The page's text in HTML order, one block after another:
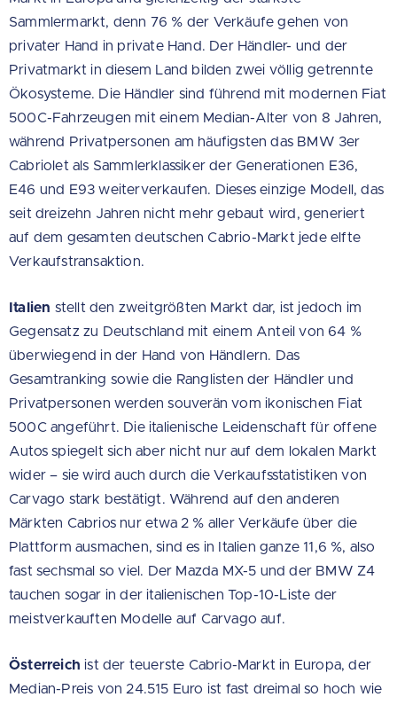
Sammlermarkt, denn 76 % der Verkäufe gehen von
privater Hand in private Hand. Der Händler- und der
Privatmarkt in diesem Land bilden zwei völlig getrennte
Ökosysteme. Die Händler sind führend mit modernen Fiat
500C-Fahrzeugen mit einem Median-Alter von 8 Jahren,
während Privatpersonen am häufigsten das BMW 3er
Cabriolet als Sammlerklassiker der Generationen E36,
E46 und E93 weiterverkaufen. Dieses einzige Modell, das
seit dreizehn Jahren nicht mehr gebaut wird, generiert
auf dem gesamten deutschen Cabrio-Markt jede elfte
Verkaufstransaktion.
Italien stellt den zweitgrößten Markt dar, ist jedoch im
Gegensatz zu Deutschland mit einem Anteil von 64 %
überwiegend in der Hand von Händlern. Das
Gesamtranking sowie die Ranglisten der Händler und
Privatpersonen werden souverän vom ikonischen Fiat
500C angeführt. Die italienische Leidenschaft für offene
Autos spiegelt sich aber nicht nur auf dem lokalen Markt
wider – sie wird auch durch die Verkaufsstatistiken von
Carvago stark bestätigt. Während auf den anderen
Märkten Cabrios nur etwa 2 % aller Verkäufe über die
Plattform ausmachen, sind es in Italien ganze 11,6 %, also
fast sechsmal so viel. Der Mazda MX-5 und der BMW Z4
tauchen sogar in der italienischen Top-10-Liste der
meistverkauften Modelle auf Carvago auf.
Österreich ist der teuerste Cabrio-Markt in Europa, der
Median-Preis von 24.515 Euro ist fast dreimal so hoch wie